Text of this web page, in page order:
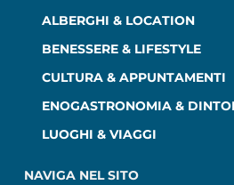
ALBERGHI & LOCATION
BENESSERE & LIFESTYLE
CULTURA & APPUNTAMENTI
ENOGASTRONOMIA &
LUOGHI & VIAGGI
NAVIGA NEL SITO